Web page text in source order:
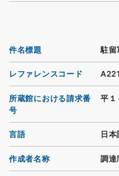
件名標題 駐留
レファレンスコード
所蔵館における請求番
号
平１
言語 日本
作成者名称 調達